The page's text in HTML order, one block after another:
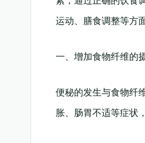
运动、膳食调整等方
一、增加食物纤维的
便秘的发生与食物纤
胀、肠胃不适等症状